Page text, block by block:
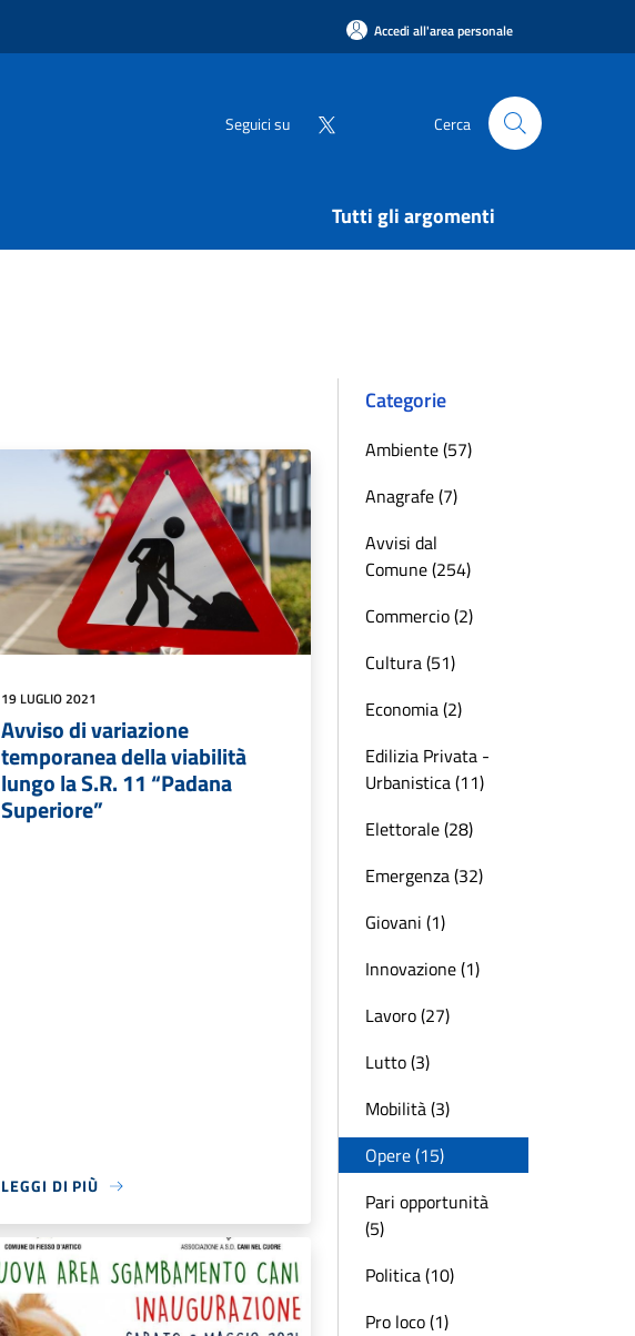
Accedi all'area personale
Seguici su Cerca
Tutti gli argomenti
19 LUGLIO 2021
Avviso di variazione
temporanea della viabilità
lungo la S.R. 11 “Padana
Superiore”
LEGGI DI PIÙ
Categorie
Ambiente (57)
Anagrafe (7)
Avvisi dal
Comune (254)
Commercio (2)
Cultura (51)
Economia (2)
Edilizia Privata -
Urbanistica (11)
Elettorale (28)
Emergenza (32)
Giovani (1)
Innovazione (1)
Lavoro (27)
Lutto (3)
Mobilità (3)
Opere (15)
Pari opportunità
(5)
Politica (10)
Pro loco (1)